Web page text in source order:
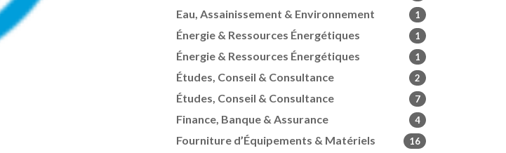
Eau, Assainissement & Environnement 1
Énergie & Ressources Énergétiques 1
Énergie & Ressources Énergétiques 1
Études, Conseil & Consultance 2
Études, Conseil & Consultance 7
Finance, Banque & Assurance 4
Fourniture d’Équipements & Matériels 16